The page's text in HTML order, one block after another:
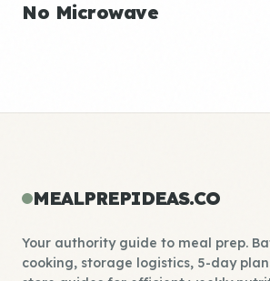
No Microwave
MEALPREPIDEAS.CO
Your authority guide to meal prep.
cooking, storage logistics, 5-day